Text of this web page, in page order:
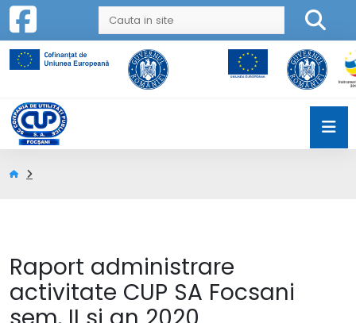
Raport administrare
activitate CUP SA Focsani